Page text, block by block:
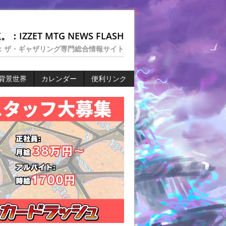
：IZZET MTG NEWS FLASH
ザ・ギャザリング専門総合情報サイト
景世界 カレンダー 便利リンク